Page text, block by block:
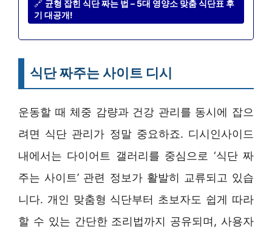
🔗 균형 잡힌 식단 짜는 법 – 5대 영양소 맞춤 식단표 후
기 대공개!
식단 짜주는 사이트 디시
운동할 때 체중 감량과 건강 관리를 동시에 잡으
려면 식단 관리가 정말 중요하죠. 디시인사이드
내에서는 다이어트 갤러리를 중심으로 ‘식단 짜
주는 사이트’ 관련 정보가 활발히 교류되고 있습
니다. 개인 맞춤형 식단부터 초보자도 쉽게 따라
할 수 있는 간단한 조리법까지 공유되며, 사용자